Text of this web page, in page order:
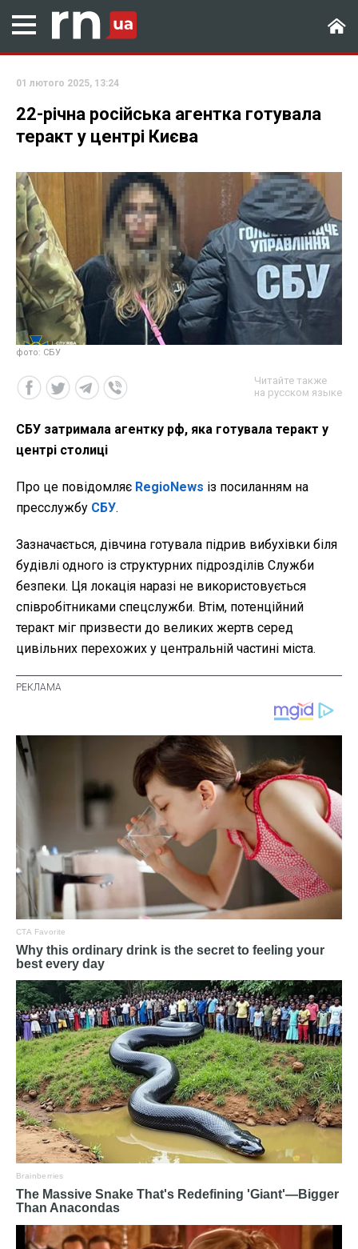
01 лютого 2025, 13:24
22-річна російська агентка готувала
теракт у центрі Києва
фото: СБУ
Читайте также
на русском языке
СБУ затримала агентку рф, яка готувала теракт у
центрі столиці
Про це повідомляє RegioNews із посиланням на
пресслужбу СБУ.
Зазначається, дівчина готувала підрив вибухівки біля
будівлі одного із структурних підрозділів Служби
безпеки. Ця локація наразі не використовується
співробітниками спецслужби. Втім, потенційний
теракт міг призвести до великих жертв серед
цивільних перехожих у центральній частині міста.